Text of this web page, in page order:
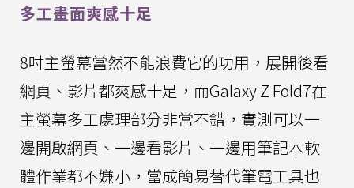
多工畫面爽感十足
8吋主螢幕當然不能浪費它的功用，展開後看
網頁、影片都爽感十足，而Galaxy Z Fold7在
主螢幕多工處理部分非常不錯，實測可以一
邊開啟網頁、一邊看影片、一邊用筆記本軟
體作業都不嫌小，當成簡易替代筆電工具也